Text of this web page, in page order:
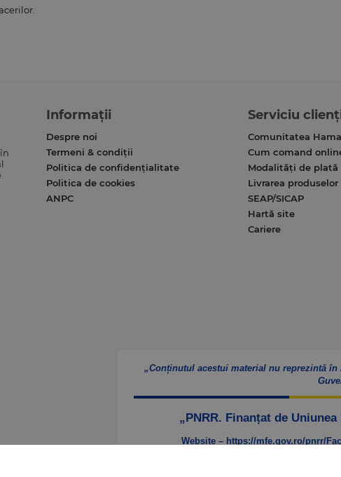
Informații
Despre noi
Termeni & condiții
Politica de confidențialitate
Politica de cookies
ANPC
Serviciu
Comunitatea
Cum comand
Modalități de plată
Livrarea produselor
SEAP/SICAP
Hartă site
Cariere
„Conținutul acestui material nu reprezintă
„PNRR. Finanțat de
Website – https://mfe.gov.ro/pnrr/